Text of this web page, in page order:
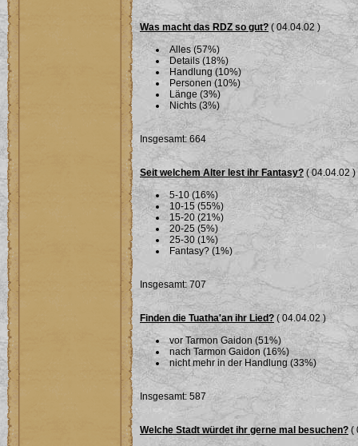
Was macht das RDZ so gut? ( 04.04.02 )
Alles (57%)
Details (18%)
Handlung (10%)
Personen (10%)
Länge (3%)
Nichts (3%)
Insgesamt: 664
Seit welchem Alter lest ihr Fantasy?( 04.04.02 )
5-10 (16%)
10-15 (55%)
15-20 (21%)
20-25 (5%)
25-30 (1%)
Fantasy? (1%)
Insgesamt: 707
Finden die Tuatha'an ihr Lied? ( 04.04.02 )
vor Tarmon Gaidon (51%)
nach Tarmon Gaidon (16%)
nicht mehr in der Handlung (33%)
Insgesamt: 587
Welche Stadt würdet ihr gerne mal besuchen? (